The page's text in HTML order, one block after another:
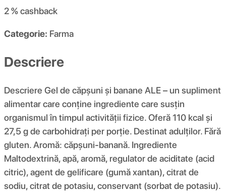
2 %cashback
Categorie: Farma
Descriere
Descriere Gel de căpșuni și banane ALE – un supliment
alimentar care conține ingrediente care susțin
organismul în timpul activității fizice. Oferă 110 kcal și
27,5 g de carbohidrați per porție. Destinat adulților. Fără
gluten. Aromă: căpșuni-banană. Ingrediente
Maltodextrină, apă, aromă, regulator de aciditate (acid
citric), agent de gelificare (gumă xantan), citrat de
sodiu, citrat de potasiu, conservant (sorbat de potasiu).